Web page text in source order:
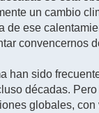
un cambio
ese
convencernos
han sido
décadas.
globales,